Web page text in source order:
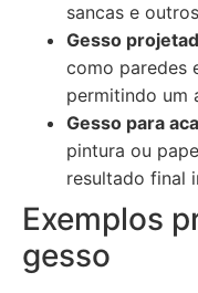
sancas e
Gesso
como paredes
permitindo um
Gesso para
pintura ou
resultado final
Exemplos
gesso